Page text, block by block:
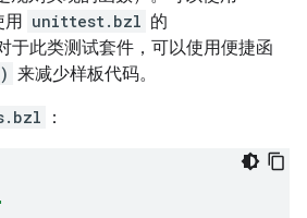
用 unittest.bzl 的
于此类测试套件，可以使用便捷函
来减少样板代码。
：